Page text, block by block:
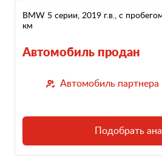
BMW 5 серии, 2019 г.в., с
км
Автомобиль продан
Автомобиль партнера
Подобрать